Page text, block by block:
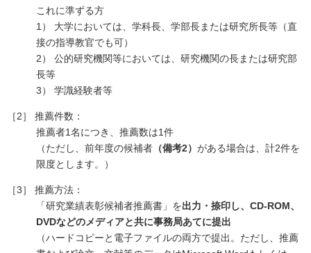
これに準ずる方
1） 大学においては、学科長、学部長または研究所長等（直
接の指導教官でも可）
2） 公的研究機関等においては、研究機関の長または研究部
長等
3） 学識経験者等
［2］ 推薦件数：
推薦者1名につき、推薦数は1件
（ただし、前年度の候補者 （備考2） がある場合は、計2件を
限度とします。）
［3］ 推薦方法：
「研究業績表彰候補者推薦書」を出力・捺印し、CD-ROM、
DVDなどのメディアと共に事務局あてに提出
（ハードコピーと電子ファイルの両方で提出。ただし、推薦